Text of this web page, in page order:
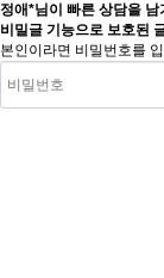
정애*님이 빠른 상담을 남
비밀글 기능으로 보호된
본인이라면 비밀번호를